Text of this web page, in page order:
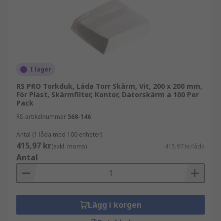
I lager
RS PRO Torkduk, Låda Torr Skärm, Vit, 200 x 200 mm,
För Plast, Skärmfilter, Kontor, Datorskärm a 100 Per
Pack
RS-artikelnummer 568-146
Antal (1 låda med 100 enheter)
415,97 kr(exkl. moms) 415,97 kr/låda
Antal
Lägg i korgen